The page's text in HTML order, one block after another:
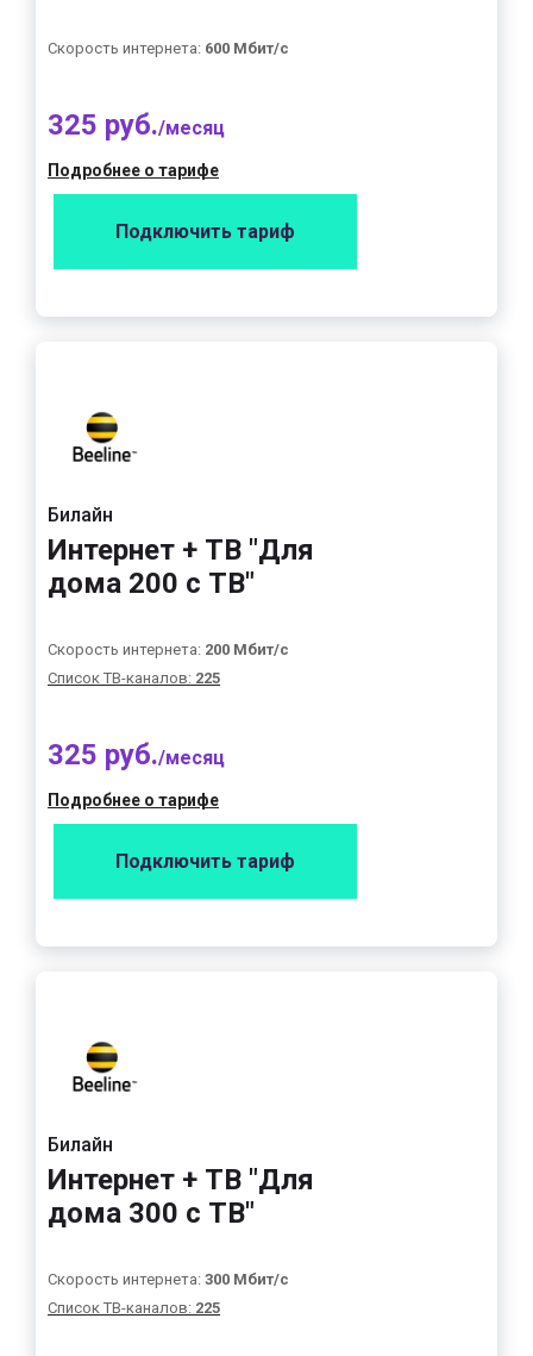
Скорость интернета: 600 Мбит/с
325 руб./месяц
Подробнее о тарифе
Подключить тариф
Билайн
Интернет + ТВ "Для
дома 200 с ТВ"
Скорость интернета: 200 Мбит/с
Список ТВ-каналов: 225
325 руб./месяц
Подробнее о тарифе
Подключить тариф
Билайн
Интернет + ТВ "Для
дома 300 с ТВ"
Скорость интернета: 300 Мбит/с
Список ТВ-каналов: 225